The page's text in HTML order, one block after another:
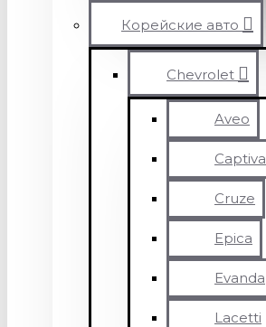
Корейские авто
Chevrolet
Aveo
Captiva
Cruze
Epica
Evanda
Lacetti